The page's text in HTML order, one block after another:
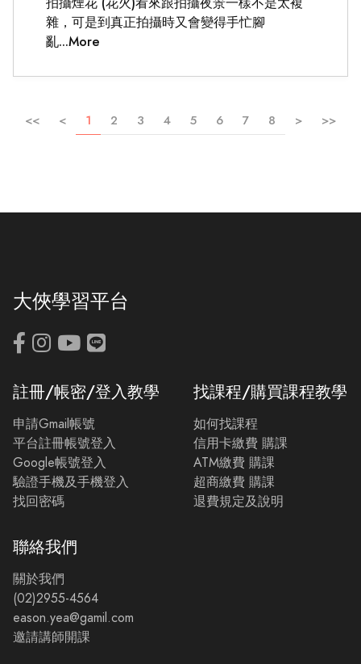
雜，可是到真正拍攝時又會變得手忙腳
亂...More
<< < 1 2 3 4 5 6 7 8 > >>
大俠學習平台
註冊/帳密/登入教學
申請Gmail帳號
平台註冊帳號登入
Google帳號登入
驗證手機及手機登入
找回密碼
找課程/購買課程教學
如何找課程
信用卡繳費 購課
ATM繳費 購課
超商繳費 購課
退費規定及說明
聯絡我們
關於我們
(02)2955-4564
eason.yea@gamil.com
邀請講師開課